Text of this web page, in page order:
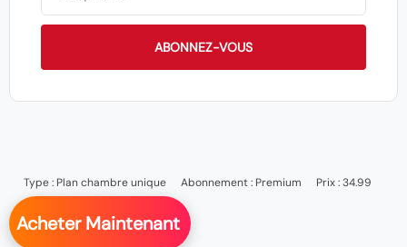
ABONNEZ-VOUS
Type : Plan chambre unique Abonnement : Premium Prix : 34.99
Acheter Maintenant